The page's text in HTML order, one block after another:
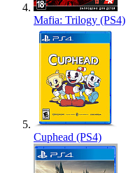
Mafia: Trilogy (PS4)
Cuphead (PS4)